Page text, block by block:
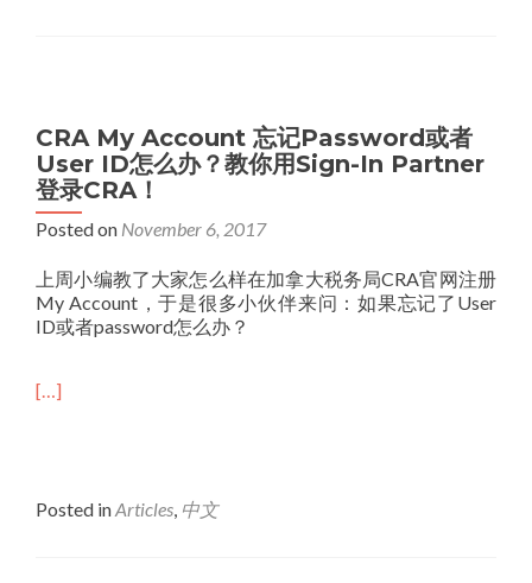
CRA My Account 忘记Password或者
User ID怎么办？教你用Sign-In Partner
登录CRA！
Posted on November 6, 2017
上周小编教了大家怎么样在加拿大税务局CRA官网注册
My Account，于是很多小伙伴来问：如果忘记了User
ID或者password怎么办？
[…]
Posted inArticles, 中文